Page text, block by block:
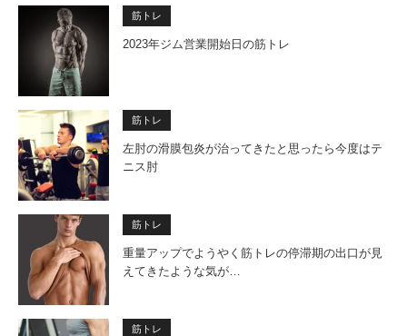
筋トレ
2023年ジム営業開始日の筋トレ
筋トレ
左肘の滑膜包炎が治ってきたと思ったら今度はテ
ニス肘
筋トレ
重量アップでようやく筋トレの停滞期の出口が見
えてきたような気が…
筋トレ